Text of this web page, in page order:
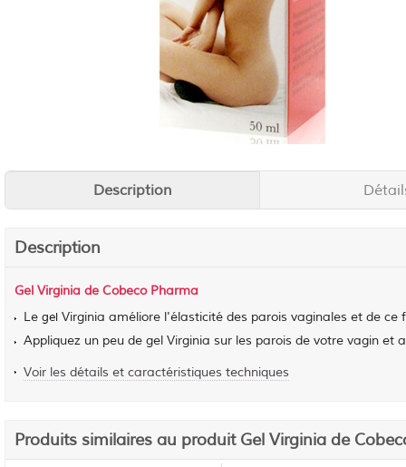
Description
Description
Gel Virginia de Cobeco Pharma
Le gel Virginia améliore l'élasticité des parois vaginales et de
Appliquez un peu de gel Virginia sur les parois de votre vagin
Voir les détails et caractéristiques techniques
Produits similaires au produit Gel Virginia de